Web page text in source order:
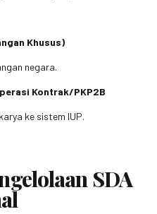
Khusus)
negara.
Kontrak/PKP2B
ke sistem IUP.
SDA